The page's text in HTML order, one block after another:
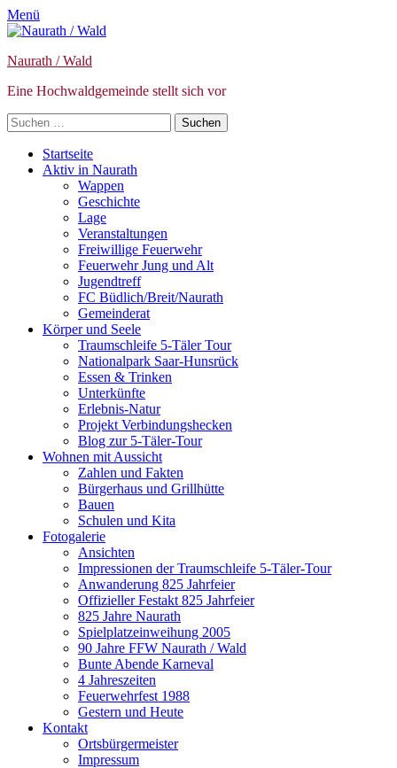
Menü
Naurath / Wald
Eine Hochwaldgemeinde stellt sich vor
Suche
nach:
Primäres
Menü
Zum
Inhalt
Startseite
Aktiv in Naurath
Wappen
Geschichte
Lage
Veranstaltungen
Freiwillige Feuerwehr
Feuerwehr Jung und Alt
Jugendtreff
FC Büdlich/Breit/Naurath
Gemeinderat
Körper und Seele
Traumschleife 5-Täler Tour
Nationalpark Saar-Hunsrück
Essen & Trinken
Unterkünfte
Erlebnis-Natur
Projekt Verbindungshecken
Blog zur 5-Täler-Tour
Wohnen mit Aussicht
Zahlen und Fakten
Bürgerhaus und Grillhütte
Bauen
Schulen und Kita
Fotogalerie
Ansichten
Impressionen der Traumschleife 5-Täler-Tour
Anwanderung 825 Jahrfeier
Offizieller Festakt 825 Jahrfeier
825 Jahre Naurath
Spielplatzeinweihung 2005
90 Jahre FFW Naurath / Wald
Bunte Abende Karneval
4 Jahreszeiten
Feuerwehrfest 1988
Gestern und Heute
Kontakt
Ortsbürgermeister
Impressum